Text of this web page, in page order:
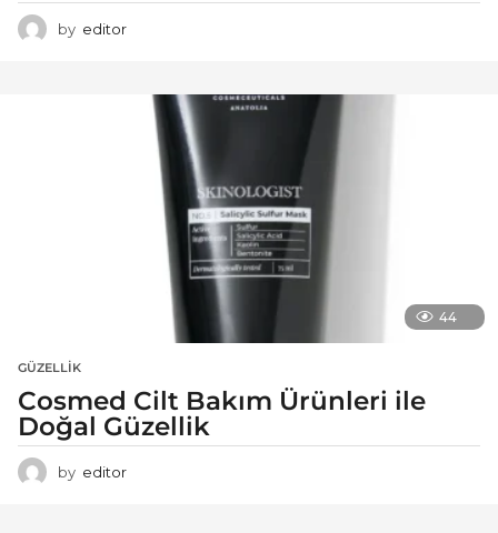
by editor
44
GÜZELLIK
Cosmed Cilt Bakım Ürünleri ile
Doğal Güzellik
by editor